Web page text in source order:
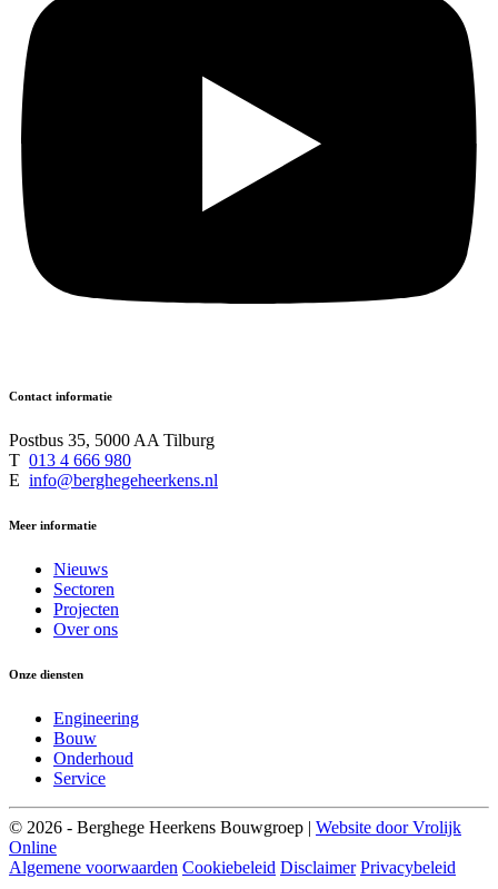
Contact informatie
Postbus 35, 5000 AA Tilburg
T 013 4 666 980
E info@berghegeheerkens.nl
Meer informatie
Nieuws
Sectoren
Projecten
Over ons
Onze diensten
Engineering
Bouw
Onderhoud
Service
© 2026 - Berghege Heerkens Bouwgroep | Website door Vrolijk
Online
Algemene voorwaarden Cookiebeleid Disclaimer Privacybeleid